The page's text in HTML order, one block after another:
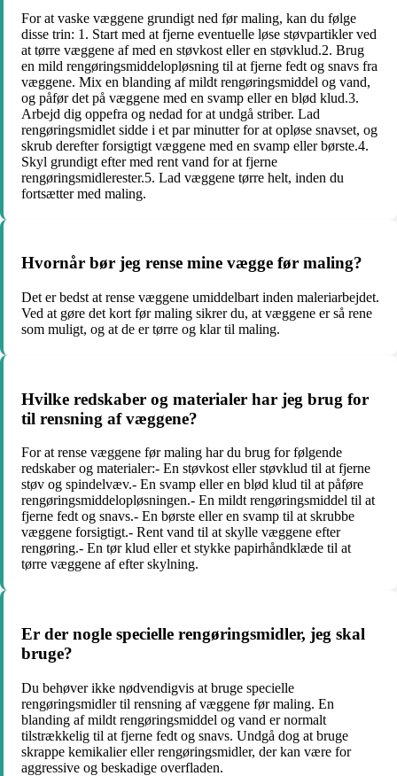
For at vaske væggene grundigt ned før maling, kan du følge
disse trin: 1. Start med at fjerne eventuelle løse støvpartikler ved
at tørre væggene af med en støvkost eller en støvklud.2. Brug
en mild rengøringsmiddelopløsning til at fjerne fedt og snavs fra
væggene. Mix en blanding af mildt rengøringsmiddel og vand,
og påfør det på væggene med en svamp eller en blød klud.3.
Arbejd dig oppefra og nedad for at undgå striber. Lad
rengøringsmidlet sidde i et par minutter for at opløse snavset, og
skrub derefter forsigtigt væggene med en svamp eller børste.4.
Skyl grundigt efter med rent vand for at fjerne
rengøringsmidlerester.5. Lad væggene tørre helt, inden du
fortsætter med maling.
Hvornår bør jeg rense mine vægge før maling?
Det er bedst at rense væggene umiddelbart inden maleriarbejdet.
Ved at gøre det kort før maling sikrer du, at væggene er så rene
som muligt, og at de er tørre og klar til maling.
Hvilke redskaber og materialer har jeg brug for
til rensning af væggene?
For at rense væggene før maling har du brug for følgende
redskaber og materialer:- En støvkost eller støvklud til at fjerne
støv og spindelvæv.- En svamp eller en blød klud til at påføre
rengøringsmiddelopløsningen.- En mildt rengøringsmiddel til at
fjerne fedt og snavs.- En børste eller en svamp til at skrubbe
væggene forsigtigt.- Rent vand til at skylle væggene efter
rengøring.- En tør klud eller et stykke papirhåndklæde til at
tørre væggene af efter skylning.
Er der nogle specielle rengøringsmidler, jeg skal
bruge?
Du behøver ikke nødvendigvis at bruge specielle
rengøringsmidler til rensning af væggene før maling. En
blanding af mildt rengøringsmiddel og vand er normalt
tilstrækkelig til at fjerne fedt og snavs. Undgå dog at bruge
skrappe kemikalier eller rengøringsmidler, der kan være for
aggressive og beskadige overfladen.